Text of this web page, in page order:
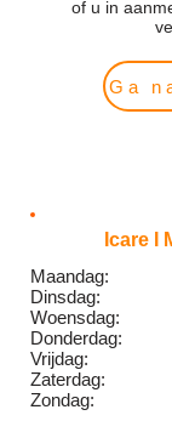
of u in
Icare I
Maandag:
Dinsdag:
Woensdag:
Donderdag:
Vrijdag:
Zaterdag:
Zondag: